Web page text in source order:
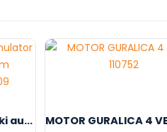
Akumulatorski sportski auto